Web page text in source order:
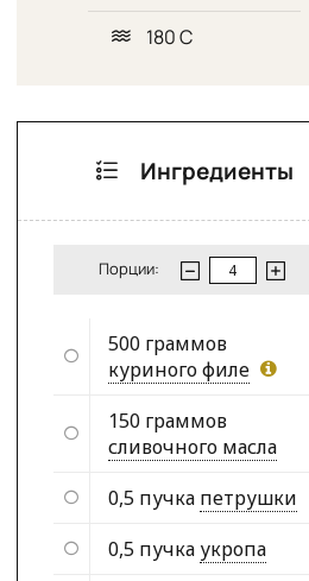
180 С
Ингредиенты
Порции:
500 граммов
куриного филе
150 граммов
сливочного масла
0,5 пучка петрушки
0,5 пучка укропа